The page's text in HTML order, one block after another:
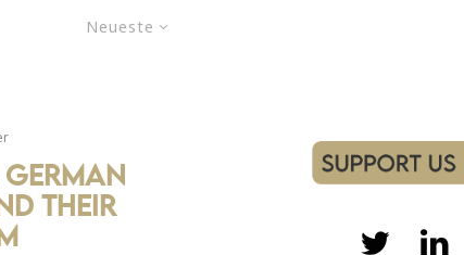
Neueste
their